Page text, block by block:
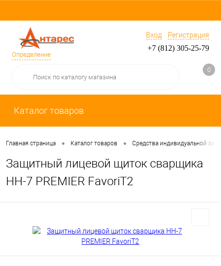
Определение
Вход Регистрация
+7 (812) 305-25-79
0
Каталог товаров
Главная страница • Каталог товаров • Средства индивидуальной
Защитный лицевой щиток сварщика
HH-7 PREMIER FavoriT2